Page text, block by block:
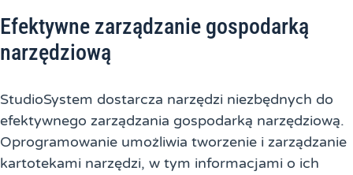
Efektywne zarządzanie gospodarką
narzędziową
StudioSystem dostarcza narzędzi niezbędnych do
efektywnego zarządzania gospodarką narzędziową.
Oprogramowanie umożliwia tworzenie i zarządzanie
kartotekami narzędzi, w tym informacjami o ich